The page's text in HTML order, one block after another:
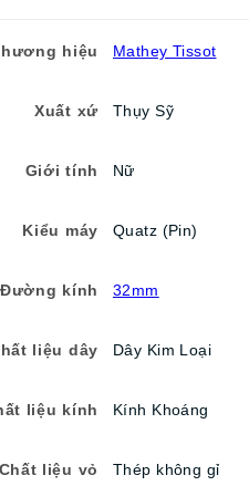
hiệu Mathey Tissot
Xuất xứ Thụy Sỹ
Giới tính Nữ
Kiểu máy Quatz (Pin)
Đường kính 32mm
liệu dây Dây Kim Loại
liệu kính Kính Khoáng
liệu vỏ Thép không gỉ